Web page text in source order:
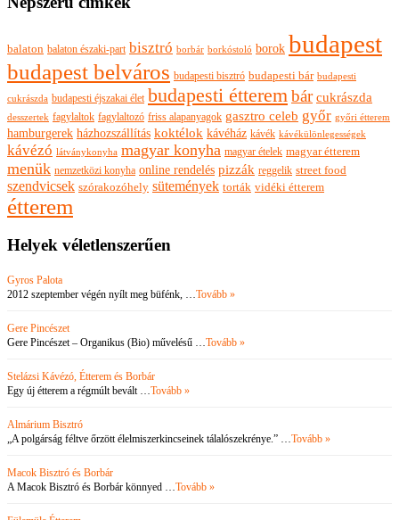
balaton balaton északi-part bisztró borbár borkóstoló borok budapest
budapest belváros budapesti bisztró budapesti bár budapesti
cukrászda budapesti éjszakai élet budapesti étterem bár cukrászda
desszertek fagylaltok fagylaltozó friss alapanyagok gasztro celeb győr győri étterem
hamburgerek házhozszállítás koktélok kávéház kávék kávékülönlegességek
kávézó látványkonyha magyar konyha magyar ételek magyar étterem
menük nemzetközi konyha online rendelés pizzák reggelik street food
szendvicsek szórakozóhely sütemények torták vidéki étterem
étterem
Helyek véletlenszerűen
Gyros Palota
2012 szeptember végén nyílt meg büfénk, …Tovább »
Gere Pincészet
Gere Pincészet – Organikus (Bio) művelésű …Tovább »
Stelázsi Kávézó, Étterem és Borbár
Egy új étterem a régmúlt bevált …Tovább »
Almárium Bisztró
„A polgárság féltve őrzött élelmiszerkincseinek tálalószekrénye.” …Tovább »
Macok Bisztró és Borbár
A Macok Bisztró és Borbár könnyed …Tovább »